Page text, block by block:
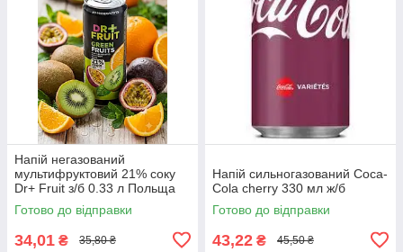
Напій негазований
мультифруктовий 21% соку
Dr+ Fruit з/б 0.33 л Польща
Готово до відправки
34,01 ₴ 35,80 ₴
Напій сильногазований Coca-
Cola cherry 330 мл ж/б
Готово до відправки
43,22 ₴ 45,50 ₴